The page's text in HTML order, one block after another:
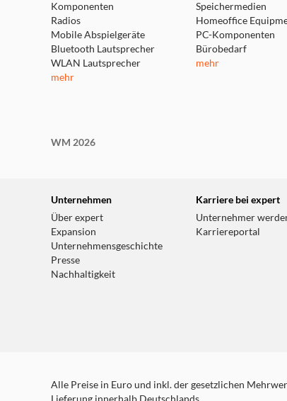
Komponenten
Radios
Mobile Abspielgeräte
Bluetooth Lautsprecher
WLAN Lautsprecher
mehr
Speichermedien
Homeoffice
PC-Komponenten
Bürobedarf
mehr
WM 2026
Unternehmen
Über expert
Expansion
Unternehmensgeschichte
Presse
Nachhaltigkeit
Karriere bei expert
Unternehmer
Karriereportal
Alle Preise in Euro und inkl. der gesetzlichen
Lieferung innerhalb Deutschlands.